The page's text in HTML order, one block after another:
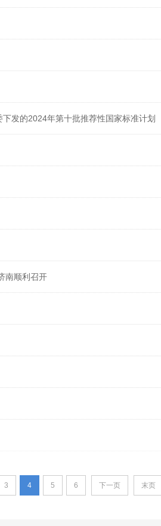
发的2024年第十批推荐性国家标准计划
南顺利召开
3 4 5 6 下一页 末页